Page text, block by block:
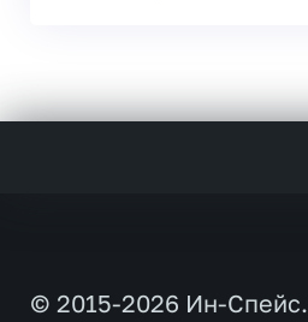
© 2015-2026 Ин-Спейс.